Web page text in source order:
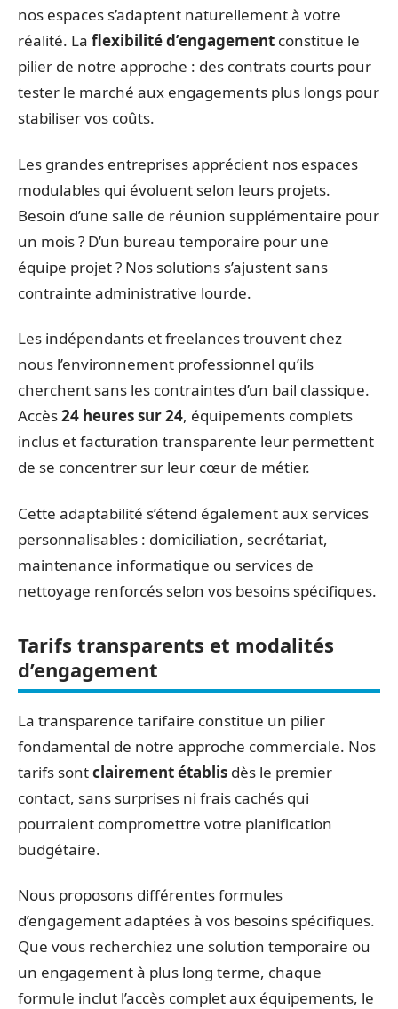
nos espaces s’adaptent naturellement à votre
réalité. La flexibilité d’engagement constitue le
pilier de notre approche : des contrats courts pour
tester le marché aux engagements plus longs pour
stabiliser vos coûts.
Les grandes entreprises apprécient nos espaces
modulables qui évoluent selon leurs projets.
Besoin d’une salle de réunion supplémentaire pour
un mois ? D’un bureau temporaire pour une
équipe projet ? Nos solutions s’ajustent sans
contrainte administrative lourde.
Les indépendants et freelances trouvent chez
nous l’environnement professionnel qu’ils
cherchent sans les contraintes d’un bail classique.
Accès24 heures sur 24, équipements complets
inclus et facturation transparente leur permettent
de se concentrer sur leur cœur de métier.
Cette adaptabilité s’étend également aux services
personnalisables : domiciliation, secrétariat,
maintenance informatique ou services de
nettoyage renforcés selon vos besoins spécifiques.
Tarifs transparents et modalités
d’engagement
La transparence tarifaire constitue un pilier
fondamental de notre approche commerciale. Nos
tarifs sontclairement établis dès le premier
contact, sans surprises ni frais cachés qui
pourraient compromettre votre planification
budgétaire.
Nous proposons différentes formules
d’engagement adaptées à vos besoins spécifiques.
Que vous recherchiez une solution temporaire ou
un engagement à plus long terme, chaque
formule inclut l’accès complet aux équipements, le